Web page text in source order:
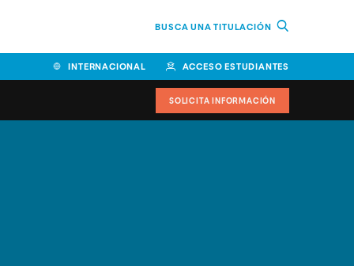
BUSCA UNA TITULACIÓN
INTERNACIONAL ACCESO ESTUDIANTES
SOLICITA INFORMACIÓN